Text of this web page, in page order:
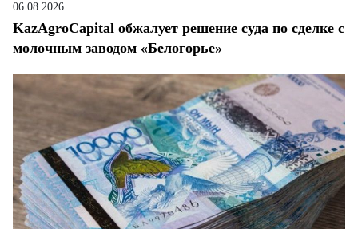
06.08.2026
KazAgroCapital обжалует решение суда по сделке с
молочным заводом «Белогорье»